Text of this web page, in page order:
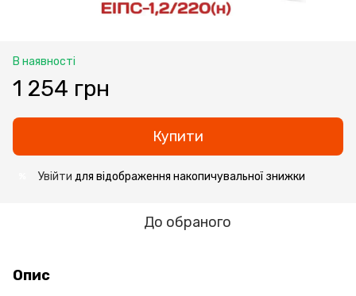
В наявності
1 254 грн
Купити
Увійти для відображення накопичувальної знижки
До обраного
Опис